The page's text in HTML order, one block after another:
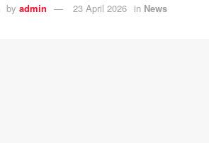
by admin 23 April 2026 in News